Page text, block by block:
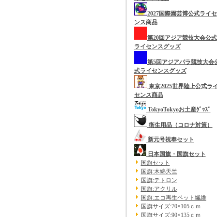
2027国際園芸博公式ライセ
ンス商品
第20回アジア競技大会公式
ライセンスグッズ
第5回アジアパラ競技大会
式ライセンスグッズ
東京2025世界陸上公式ラ
センス商品
TokyoTokyoお土産ｸﾞｯｽﾞ
衛生用品（コロナ対策）
新元号祝奉セット
日本国旗・国旗セット
国旗セット
国旗:木綿天竺
国旗:テトロン
国旗:アクリル
国旗:エコ再生ペット繊維
国旗サイズ:70×105ｃｍ
国旗サイズ:90×135ｃｍ